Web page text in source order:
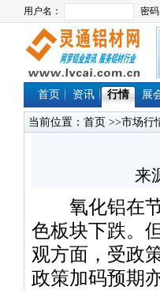
首页 资讯 行情 展
当前位置： 首页 >>市场行
来
氧化铝在节
色板块下跌。
观方面，受政
政策加码预期